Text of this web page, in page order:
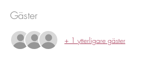
Gäster
+ 1 ytterligare gäster